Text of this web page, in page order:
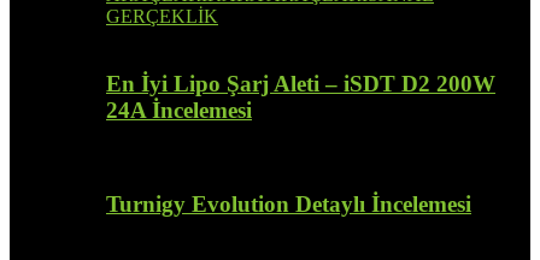
GERÇEKLİK
En İyi Lipo Şarj Aleti – iSDT D2 200W
24A İncelemesi
Turnigy Evolution Detaylı İncelemesi